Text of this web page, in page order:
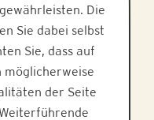
Die
Sie dabei selbst
Sie, dass auf
möglicherweise
der Seite